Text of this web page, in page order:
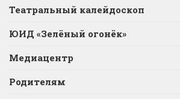
Театральный калейдоскоп
ЮИД «Зелёный огонёк»
Медиацентр
Родителям